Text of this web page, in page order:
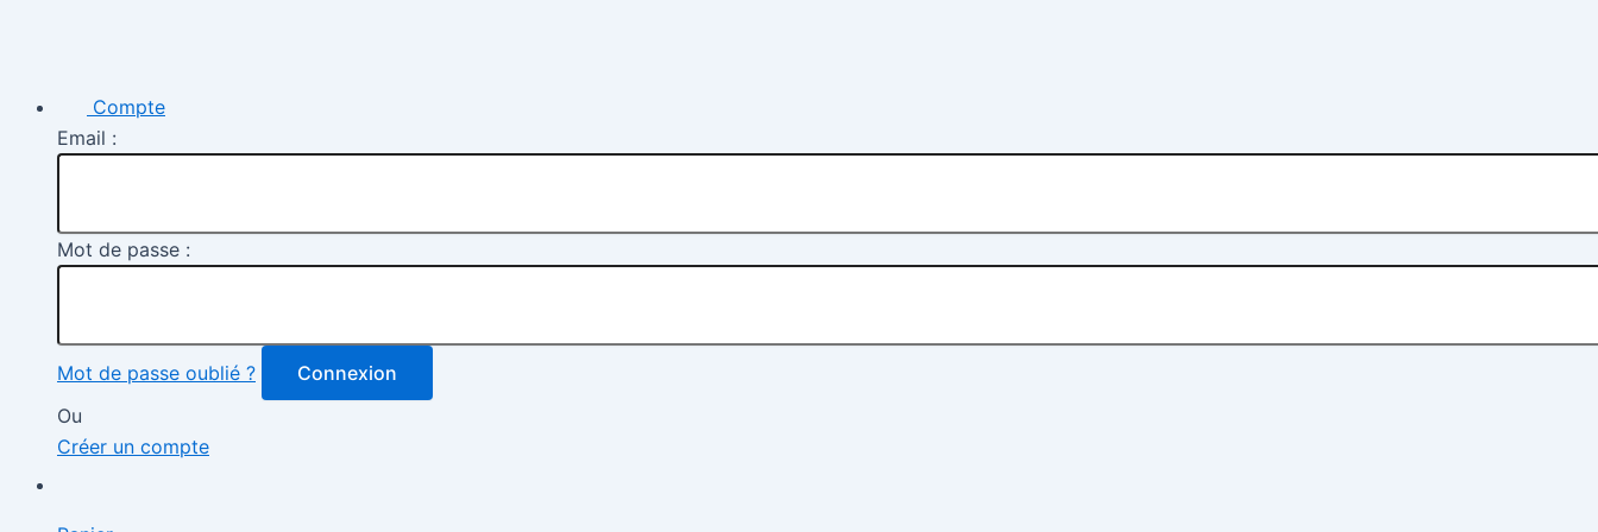
Compte
Email :
Mot de passe :
Mot de passe oublié ?
Connexion
Ou
Créer un compte